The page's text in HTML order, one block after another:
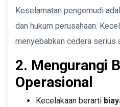
Keselamatan pengemudi
dan hukum perusahaan.
menyebabkan cedera serius
2. Mengurangi
Operasional
Kecelakaan berarti